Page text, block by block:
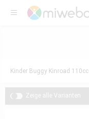
Kinder Buggy Kinroad 110cc
Zeige alle Varianten